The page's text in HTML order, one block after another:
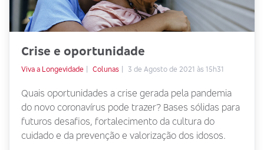
Crise e oportunidade
Viva a Longevidade Colunas 3 de Agosto de 2021 às 15h31
Quais oportunidades a crise gerada pela pandemia
do novo coronavírus pode trazer? Bases sólidas para
futuros desafios, fortalecimento da cultura do
cuidado e da prevenção e valorização dos idosos.